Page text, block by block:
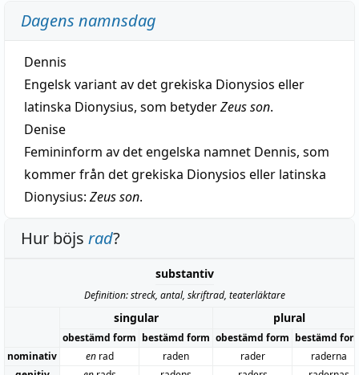
Dagens namnsdag
Dennis
Engelsk variant av det grekiska Dionysios eller
latinska Dionysius, som betyderZeus son.
Denise
Femininform av det engelska namnet Dennis, som
kommer från det grekiska Dionysios eller latinska
Dionysius: Zeus son.
Hur böjs rad?
substantiv
Definition: streck, antal, skriftrad, teaterläktare
singular plural
obestämd form bestämd form obestämd form bestämd
nominativ
enrad raden rader
raderna